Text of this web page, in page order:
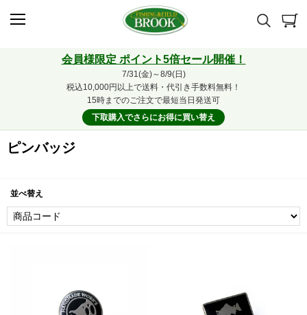
会員様限定 ポイント5倍セール開催！
7/31(金)～8/9(日)
税込10,000円以上で送料・代引き手数料無料！
15時までのご注文で最短当日発送可
下取購入でさらにお得に買い替え
ピンバッジ
並べ替え